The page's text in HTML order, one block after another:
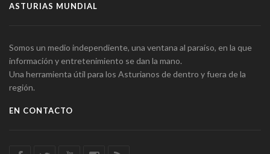
ASTURIAS MUNDIAL
Somos un medio independiente, una ventana al paraíso, en la que
información y entretenimiento se dan la mano.
Una herramienta útil para los Asturianos de dentro y fuera de la
región.
EN CONTACTO